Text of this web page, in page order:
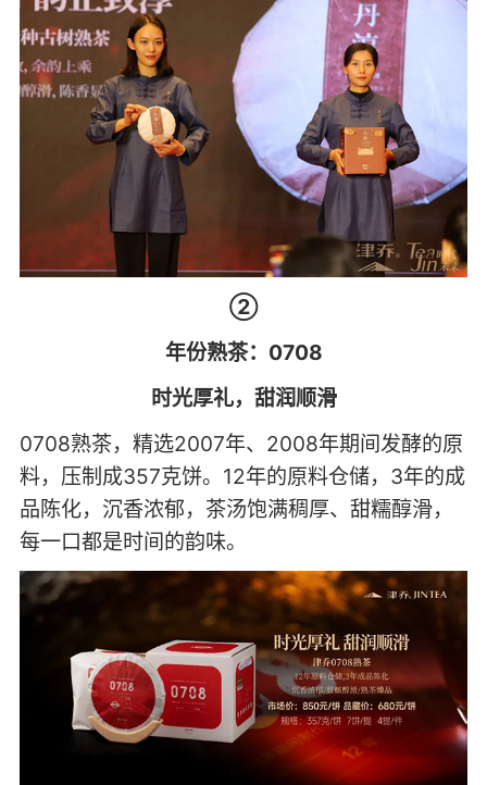
②
年份熟茶：0708
时光厚礼，甜润顺滑
0708熟茶，精选2007年、2008年期间发酵的原
料，压制成357克饼。12年的原料仓储，3年的成
品陈化，沉香浓郁，茶汤饱满稠厚、甜糯醇滑，
每一口都是时间的韵味。